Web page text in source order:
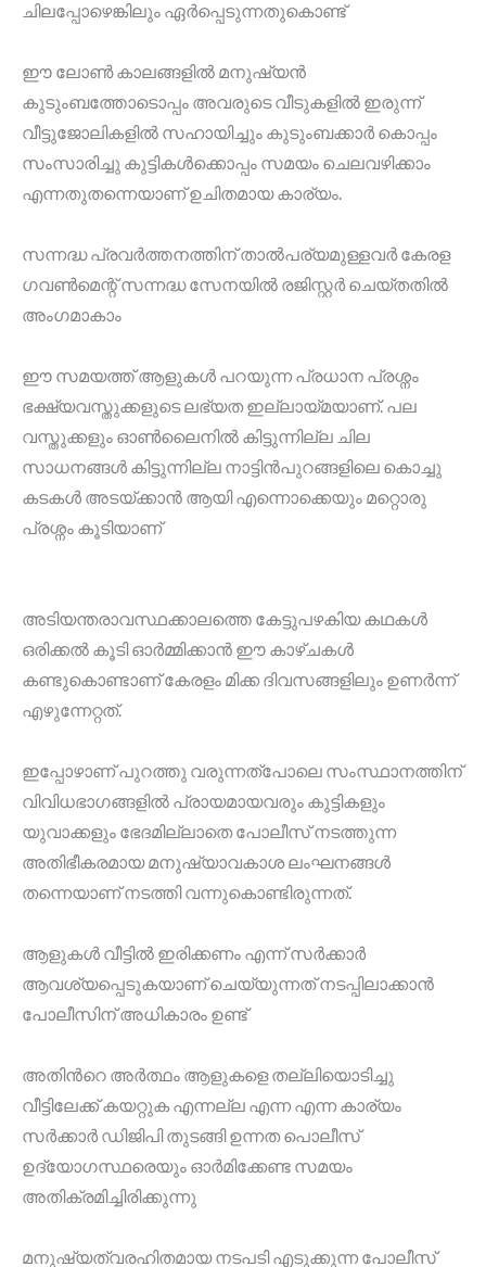
ചിലപ്പോഴെങ്കിലും ഏർപ്പെടുന്നതുകൊണ്ട്
ഈ ലോൺ കാലങ്ങളിൽ മനുഷ്യൻ
കുടുംബത്തോടൊപ്പം അവരുടെ വീടുകളിൽ ഇരുന്ന്
വീട്ടുജോലികളിൽ സഹായിച്ചും കുടുംബക്കാർ കൊപ്പം
സംസാരിച്ചു കുട്ടികൾക്കൊപ്പം സമയം ചെലവഴിക്കാം
എന്നതുതന്നെയാണ് ഉചിതമായ കാര്യം.
സന്നദ്ധ പ്രവർത്തനത്തിന് താൽപര്യമുള്ളവർ കേരള
ഗവൺമെന്റ് സന്നദ്ധ സേനയിൽ രജിസ്റ്റർ ചെയ്തതിൽ
അംഗമാകാം
ഈ സമയത്ത് ആളുകൾ പറയുന്ന പ്രധാന പ്രശ്നം
ഭക്ഷ്യവസ്തുക്കളുടെ ലഭ്യത ഇല്ലായ്മയാണ്. പല
വസ്തുക്കളും ഓൺലൈനിൽ കിട്ടുന്നില്ല ചില
സാധനങ്ങൾ കിട്ടുന്നില്ല നാട്ടിൻപുറങ്ങളിലെ കൊച്ചു
കടകൾ അടയ്ക്കാൻ ആയി എന്നൊക്കെയും മറ്റൊരു
പ്രശ്നം കൂടിയാണ്
അടിയന്തരാവസ്ഥക്കാലത്തെ കേട്ടുപഴകിയ കഥകൾ
ഒരിക്കൽ കൂടി ഓർമ്മിക്കാൻ ഈ കാഴ്ചകൾ
കണ്ടുകൊണ്ടാണ് കേരളം മിക്ക ദിവസങ്ങളിലും ഉണർന്ന്
എഴുന്നേറ്റത്.
ഇപ്പോഴാണ് പുറത്തു വരുന്നത്പോലെ സംസ്ഥാനത്തിന്
വിവിധഭാഗങ്ങളിൽ പ്രായമായവരും കുട്ടികളും
യുവാക്കളും ഭേദമില്ലാതെ പോലീസ് നടത്തുന്ന
അതിഭീകരമായ മനുഷ്യാവകാശ ലംഘനങ്ങൾ
തന്നെയാണ് നടത്തി വന്നുകൊണ്ടിരുന്നത്.
ആളുകൾ വീട്ടിൽ ഇരിക്കണം എന്ന് സർക്കാർ
ആവശ്യപ്പെടുകയാണ് ചെയ്യുന്നത് നടപ്പിലാക്കാൻ
പോലീസിന് അധികാരം ഉണ്ട്
അതിൻറെ അർത്ഥം ആളുകളെ തല്ലിയൊടിച്ചു
വീട്ടിലേക്ക് കയറ്റുക എന്നല്ല എന്ന എന്ന കാര്യം
സർക്കാർ ഡിജിപി തുടങ്ങി ഉന്നത പൊലീസ്
ഉദ്യോഗസ്ഥരെയും ഓർമിക്കേണ്ട സമയം
അതിക്രമിച്ചിരിക്കുന്നു
മനുഷ്യത്വരഹിതമായ നടപടി എടുക്കുന്ന പോലീസ്